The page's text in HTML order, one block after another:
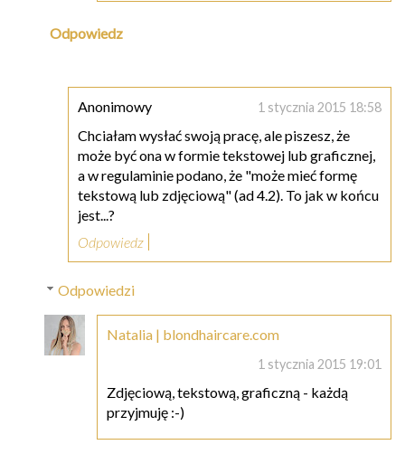
Odpowiedz
Anonimowy 1 stycznia 2015 18:58
Chciałam wysłać swoją pracę, ale piszesz, że
może być ona w formie tekstowej lub graficznej,
a w regulaminie podano, że "może mieć formę
tekstową lub zdjęciową" (ad 4.2). To jak w końcu
jest...?
Odpowiedz
Odpowiedzi
Natalia | blondhaircare.com
1 stycznia 2015 19:01
Zdjęciową, tekstową, graficzną - każdą
przyjmuję :-)